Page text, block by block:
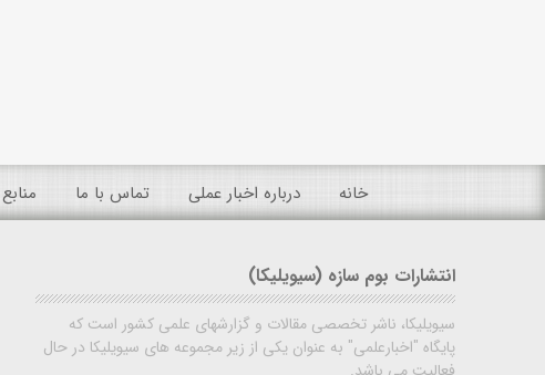
خانه درباره اخبار عملی تماس با ما منابع
انتشارات بوم سازه (سیویلیکا)
سیویلیکا، ناشر تخصصی مقالات و گزارشهای علمی کشور است که
پایگاه "اخبارعلمی" به عنوان یکی از زیر مجموعه های سیویلیکا در حال